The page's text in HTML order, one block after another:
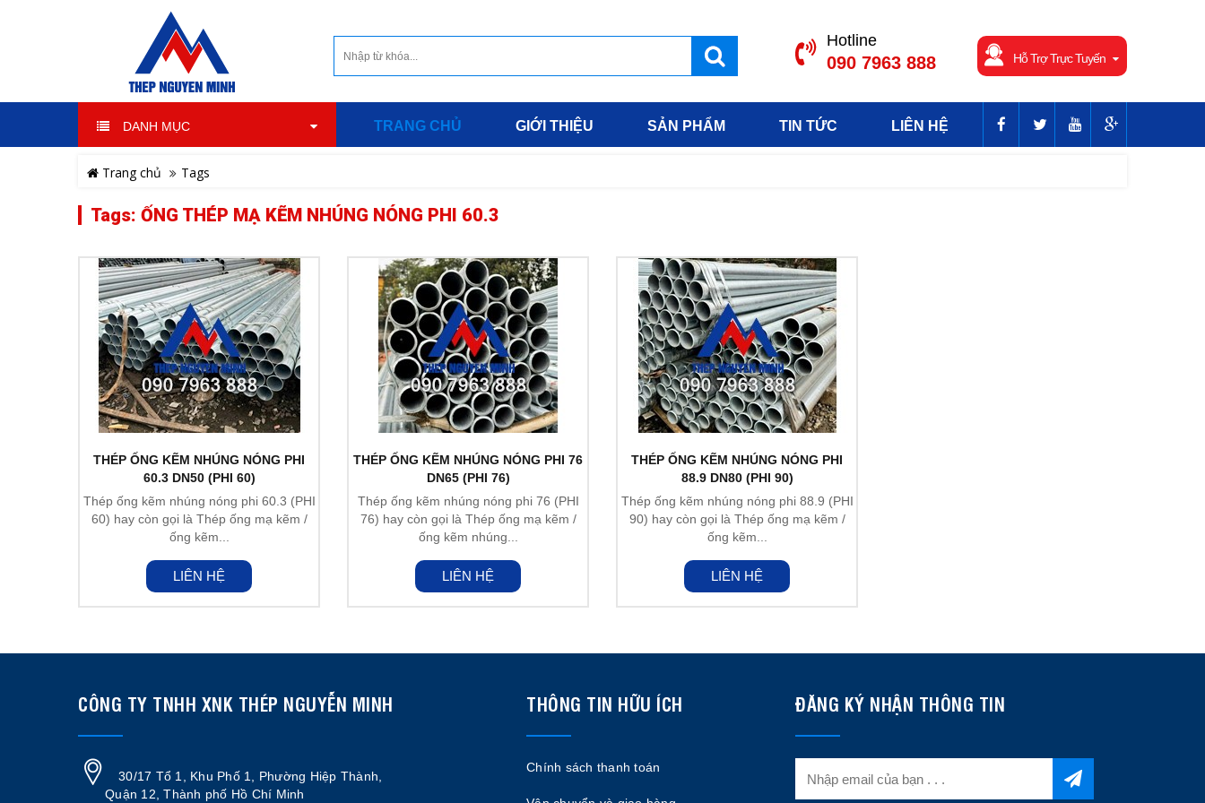
Hotline
090 7963 888 Hỗ Trợ Trực Tuyến
DANH MỤC TRANG CHỦ GIỚI THIỆU SẢN PHẨM TIN TỨC LIÊN HỆ
Trang chủ Tags
Tags: ỐNG THÉP MẠ KẼM NHÚNG NÓNG PHI 60.3
THÉP ỐNG KẼM NHÚNG NÓNG PHI
60.3 DN50 (PHI 60)
Thép ống kẽm nhúng nóng phi 60.3 (PHI
60) hay còn gọi là Thép ống mạ kẽm /
ống kẽm...
LIÊN HỆ
THÉP ỐNG KẼM NHÚNG NÓNG PHI 76
DN65 (PHI 76)
Thép ống kẽm nhúng nóng phi 76 (PHI
76) hay còn gọi là Thép ống mạ kẽm /
ống kẽm nhúng...
LIÊN HỆ
THÉP ỐNG KẼM NHÚNG NÓNG PHI
88.9 DN80 (PHI 90)
Thép ống kẽm nhúng nóng phi 88.9 (PHI
90) hay còn gọi là Thép ống mạ kẽm /
ống kẽm...
LIÊN HỆ
CÔNG TY TNHH XNK THÉP NGUYỄN MINH
30/17 Tổ 1, Khu Phố 1, Phường Hiệp Thành,
Quận 12, Thành phố Hồ Chí Minh
THÔNG TIN HỮU ÍCH
Chính sách thanh toán
ĐĂNG KÝ NHẬN THÔNG TIN